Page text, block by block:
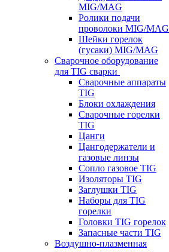
MIG/MAG
Ролики подачи
проволоки MIG/MAG
Шейки горелок
(гусаки) MIG/MAG
Сварочное оборудование
для TIG сварки
Сварочные аппараты
TIG
Блоки охлаждения
Сварочные горелки
TIG
Цанги
Цангодержатели и
газовые линзы
Сопло газовое TIG
Изоляторы TIG
Заглушки TIG
Наборы для TIG
горелки
Головки TIG горелок
Запасные части TIG
Воздушно-плазменная